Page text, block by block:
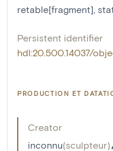
retable[fragment]
Persistent identifier
hdl:20.500.14037/
PRODUCTION ET
Creator
inconnu(sculpteur)